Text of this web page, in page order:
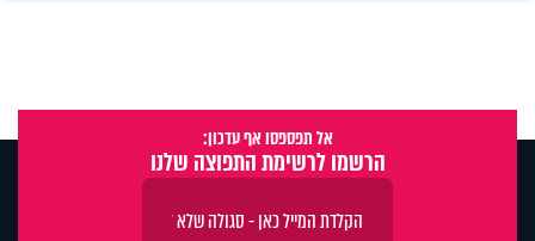
אל תפספסו אף עדכון:
הרשמו לרשימת התפוצה שלנו